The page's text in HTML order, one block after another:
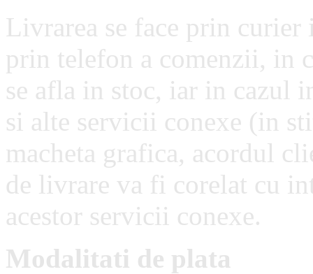
Livrarea se face prin
prin telefon a comenzii, in
se afla in stoc, iar in cazul
si alte servicii conexe (in
macheta grafica, acordul
de livrare va fi corelat cu
acestor servicii conexe.
Modalitati de plata